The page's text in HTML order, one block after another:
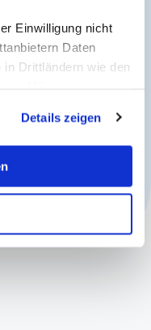
Einwilligung nicht
Daten
Drittländern wie den
in die
Details zeigen
Finder
Jetzt anmelden